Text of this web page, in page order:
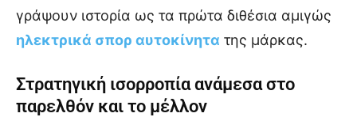
γράψουν ιστορία ως τα πρώτα διθέσια αμιγώς
ηλεκτρικά σπορ αυτοκίνητα της μάρκας.
Στρατηγική ισορροπία ανάμεσα στο
παρελθόν και το μέλλον